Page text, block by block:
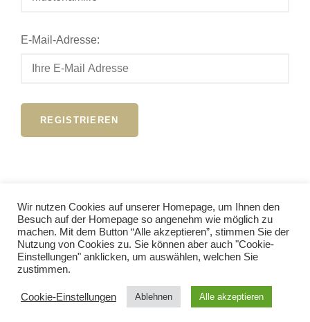
E-Mail-Adresse:
Anmelden
MUSIKFESTIVAL SEELZE |MY MUSIC BAND BYCATCH
THEMES
Wir nutzen Cookies auf unserer Homepage, um Ihnen den
Besuch auf der Homepage so angenehm wie möglich zu
machen. Mit dem Button “Alle akzeptieren”, stimmen Sie der
Nutzung von Cookies zu. Sie können aber auch "Cookie-
Einstellungen" anklicken, um auswählen, welchen Sie
zustimmen.
Cookie-Einstellungen Ablehnen Alle akzeptieren